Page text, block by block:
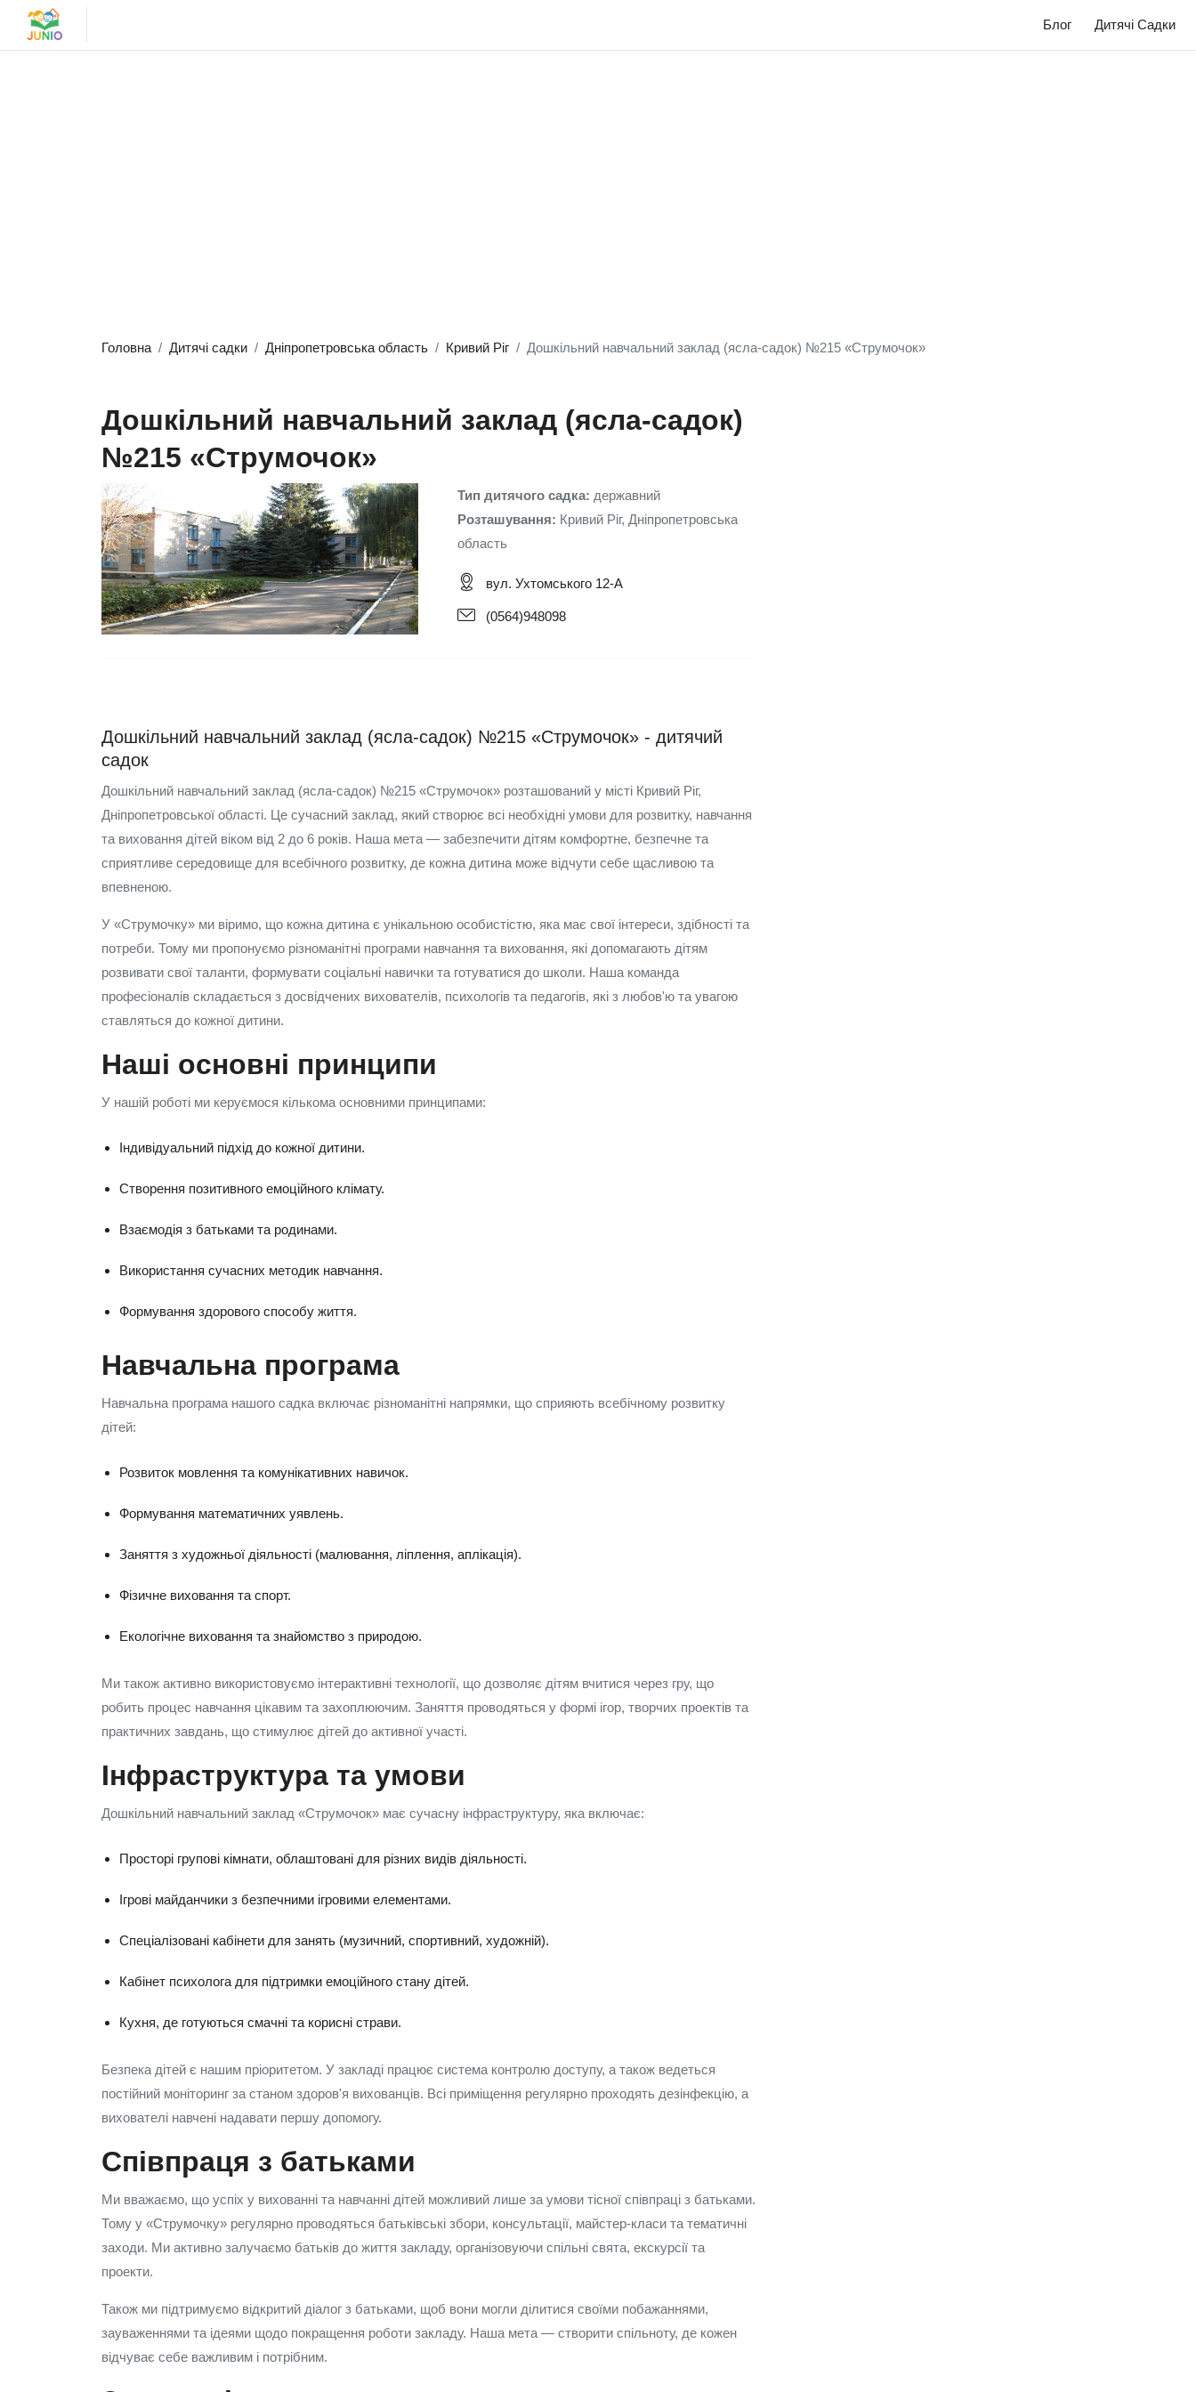
Блог Дитячі Садки
Головна Дитячі садки Дніпропетровська область Кривий Ріг Дошкільний навчальний заклад (ясла-садок) №215 «Струмочок»
Дошкільний навчальний заклад (ясла-садок)
№215 «Струмочок»
Тип дитячого садка: державний
Розташування: Кривий Ріг, Дніпропетровська
область
вул. Ухтомського 12-А
(0564)948098
Дошкільний навчальний заклад (ясла-садок) №215 «Струмочок» - дитячий
садок
Дошкільний навчальний заклад (ясла-садок) №215 «Струмочок» розташований у місті Кривий Ріг,
Дніпропетровської області. Це сучасний заклад, який створює всі необхідні умови для розвитку, навчання
та виховання дітей віком від 2 до 6 років. Наша мета — забезпечити дітям комфортне, безпечне та
сприятливе середовище для всебічного розвитку, де кожна дитина може відчути себе щасливою та
впевненою.
У «Струмочку» ми віримо, що кожна дитина є унікальною особистістю, яка має свої інтереси, здібності та
потреби. Тому ми пропонуємо різноманітні програми навчання та виховання, які допомагають дітям
розвивати свої таланти, формувати соціальні навички та готуватися до школи. Наша команда
професіоналів складається з досвідчених вихователів, психологів та педагогів, які з любов'ю та увагою
ставляться до кожної дитини.
Наші основні принципи
У нашій роботі ми керуємося кількома основними принципами:
Індивідуальний підхід до кожної дитини.
Створення позитивного емоційного клімату.
Взаємодія з батьками та родинами.
Використання сучасних методик навчання.
Формування здорового способу життя.
Навчальна програма
Навчальна програма нашого садка включає різноманітні напрямки, що сприяють всебічному розвитку
дітей:
Розвиток мовлення та комунікативних навичок.
Формування математичних уявлень.
Заняття з художньої діяльності (малювання, ліплення, аплікація).
Фізичне виховання та спорт.
Екологічне виховання та знайомство з природою.
Ми також активно використовуємо інтерактивні технології, що дозволяє дітям вчитися через гру, що
робить процес навчання цікавим та захоплюючим. Заняття проводяться у формі ігор, творчих проектів та
практичних завдань, що стимулює дітей до активної участі.
Інфраструктура та умови
Дошкільний навчальний заклад «Струмочок» має сучасну інфраструктуру, яка включає:
Просторі групові кімнати, облаштовані для різних видів діяльності.
Ігрові майданчики з безпечними ігровими елементами.
Спеціалізовані кабінети для занять (музичний, спортивний, художній).
Кабінет психолога для підтримки емоційного стану дітей.
Кухня, де готуються смачні та корисні страви.
Безпека дітей є нашим пріоритетом. У закладі працює система контролю доступу, а також ведеться
постійний моніторинг за станом здоров'я вихованців. Всі приміщення регулярно проходять дезінфекцію, а
вихователі навчені надавати першу допомогу.
Співпраця з батьками
Ми вважаємо, що успіх у вихованні та навчанні дітей можливий лише за умови тісної співпраці з батьками.
Тому у «Струмочку» регулярно проводяться батьківські збори, консультації, майстер-класи та тематичні
заходи. Ми активно залучаємо батьків до життя закладу, організовуючи спільні свята, екскурсії та
проекти.
Також ми підтримуємо відкритий діалог з батьками, щоб вони могли ділитися своїми побажаннями,
зауваженнями та ідеями щодо покращення роботи закладу. Наша мета — створити спільноту, де кожен
відчуває себе важливим і потрібним.